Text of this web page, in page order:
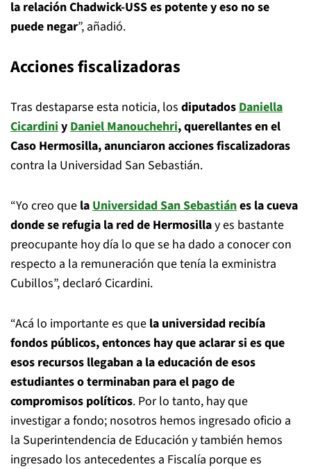
la relación Chadwick-USS es potente y eso no se
puede negar”, añadió.
Acciones fiscalizadoras
Tras destaparse esta noticia, los diputadosDaniella
CicardiniyDaniel Manouchehri, querellantes en el
Caso Hermosilla, anunciaron acciones fiscalizadoras
contra la Universidad San Sebastián.
“Yo creo que laUniversidad San Sebastiánes la cueva
donde se refugia la red de Hermosillay es bastante
preocupante hoy día lo que se ha dado a conocer con
respecto a la remuneración que tenía la exministra
Cubillos”, declaró Cicardini.
“Acá lo importante es que la universidad recibía
fondos públicos, entonces hay que aclarar si es que
esos recursos llegaban a la educación de esos
estudiantes o terminaban para el pago de
compromisos políticos. Por lo tanto, hay que
investigar a fondo; nosotros hemos ingresado oficio a
la Superintendencia de Educación y también hemos
ingresado los antecedentes a Fiscalía porque es